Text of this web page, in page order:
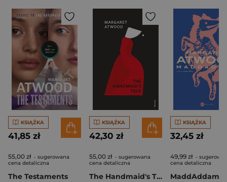
KSIĄŻKA
41,85 zł
55,00 zł - sugerowana
cena detaliczna
The Testaments
KSIĄŻKA
42,30 zł
55,00 zł - sugerowana
cena detaliczna
The Handmaid's Tale wer. angielska
KSIĄŻKA
32,45 zł
49,99 zł -
cena detaliczna
MaddAddam